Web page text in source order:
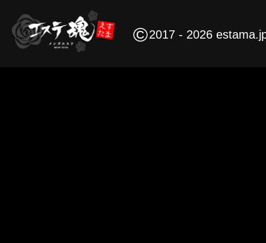
©2017 - 2026